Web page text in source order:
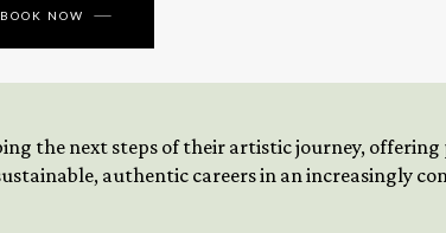
NOW
the next steps of their artistic journey,
authentic careers in an increasingly